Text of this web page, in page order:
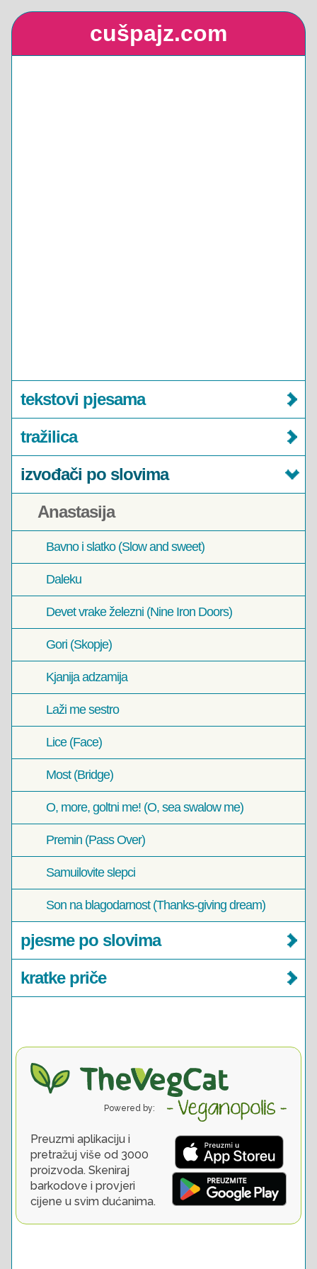
cušpajz.com
tekstovi pjesama
tražilica
izvođači po slovima
Anastasija
Bavno i slatko (Slow and sweet)
Daleku
Devet vrake železni (Nine Iron Doors)
Gori (Skopje)
Kjanija adzamija
Laži me sestro
Lice (Face)
Most (Bridge)
O, more, goltni me! (O, sea swalow me)
Premin (Pass Over)
Samuilovite slepci
Son na blagodarnost (Thanks-giving dream)
pjesme po slovima
kratke priče